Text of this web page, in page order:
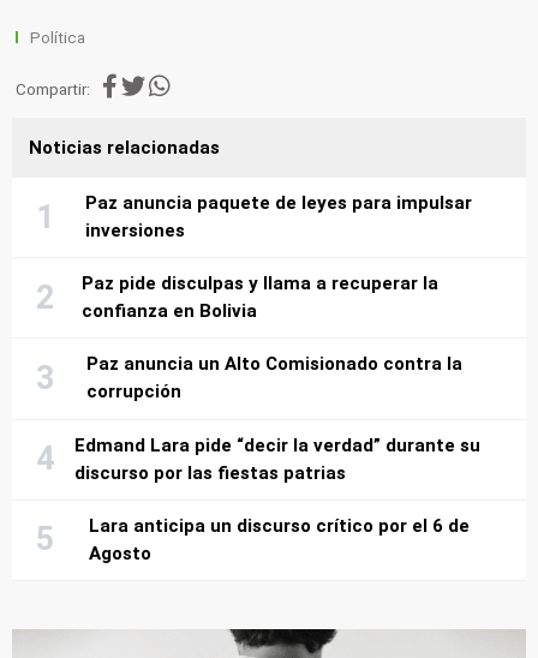
Política
Compartir:
Noticias relacionadas
Paz anuncia paquete de leyes para impulsar
inversiones
Paz pide disculpas y llama a recuperar la
confianza en Bolivia
Paz anuncia un Alto Comisionado contra la
corrupción
Edmand Lara pide “decir la verdad” durante su
discurso por las fiestas patrias
Lara anticipa un discurso crítico por el 6 de
Agosto